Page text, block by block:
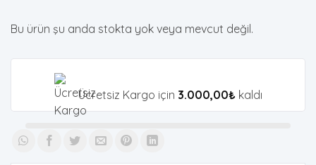
Bu ürün şu anda stokta yok veya mevcut değil.
Ücretsiz Kargo için 3.000,00₺kaldı